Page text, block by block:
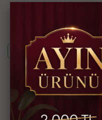
Bu ürünün siparişini sizin
ekibimizin oluşturmasını
aşağıdaki butonlara
Whatsapp ile Sipariş
Güvenli Alışveriş
Kredi Kartına Taksit
İmkanı